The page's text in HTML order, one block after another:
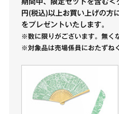
円(税込)以上お買い上げの方に
をプレゼントいたします。
※数に限りがございます。無く
※対象品は売場係員におたずね